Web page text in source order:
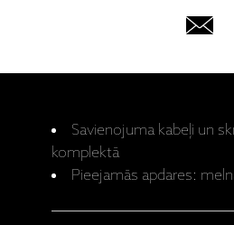
Savienojuma kabeļi un
komplektā
Pieejamās apdares: